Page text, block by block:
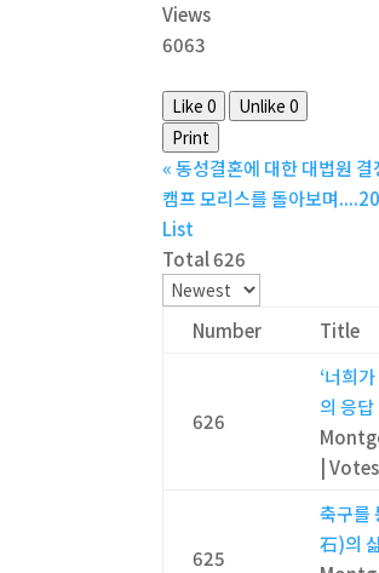
Views
6063
Like0 Unlike0
Print
« 동성결혼에 대한 대법원
캠프 모리스를 돌아보며
List
Total 626
Number Title
626
‘너희
의 응답
625
축구를
石)의